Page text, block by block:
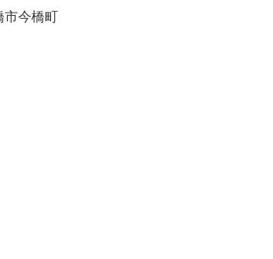
今橋町